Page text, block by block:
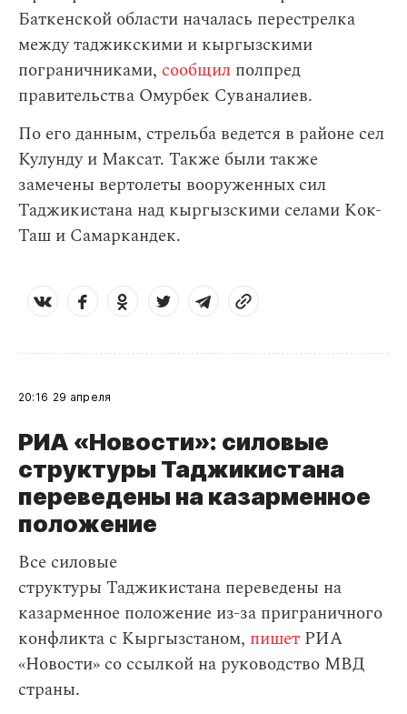
Баткенской области началась перестрелка
между таджикскими и кыргызскими
пограничниками, сообщил полпред
правительства Омурбек Суваналиев.
По его данным, стрельба ведется в районе сел
Кулунду и Максат. Также были также
замечены вертолеты вооруженных сил
Таджикистана над кыргызскими селами Кок-
Таш и Самаркандек.
20:16 29 апреля
РИА «Новости»: силовые
структуры Таджикистана
переведены на казарменное
положение
Все силовые
структуры Таджикистана переведены на
казарменное положение из-за приграничного
конфликта с Кыргызстаном, пишет РИА
«Новости» со ссылкой на руководство МВД
страны.